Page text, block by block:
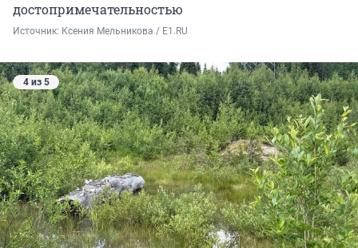
достопримечательностью
Источник: Ксения Мельникова / E1.RU
4 из 5